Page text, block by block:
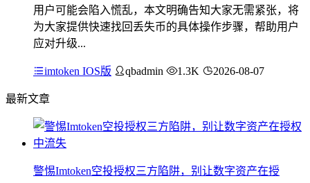
用户可能会陷入慌乱，本文明确告知大家无需紧张，将
为大家提供快速找回丢失币的具体操作步骤，帮助用户
应对升级...
imtoken IOS版 qbadmin 1.3K 2026-08-07
最新文章
警惕Imtoken空投授权三方陷阱，别让数字资产在授